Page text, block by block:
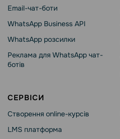
Email-чат-боти
WhatsApp Business API
WhatsApp розсилки
Реклама для WhatsApp чат-
ботів
СЕРВІСИ
Створення online-курсів
LMS платформа